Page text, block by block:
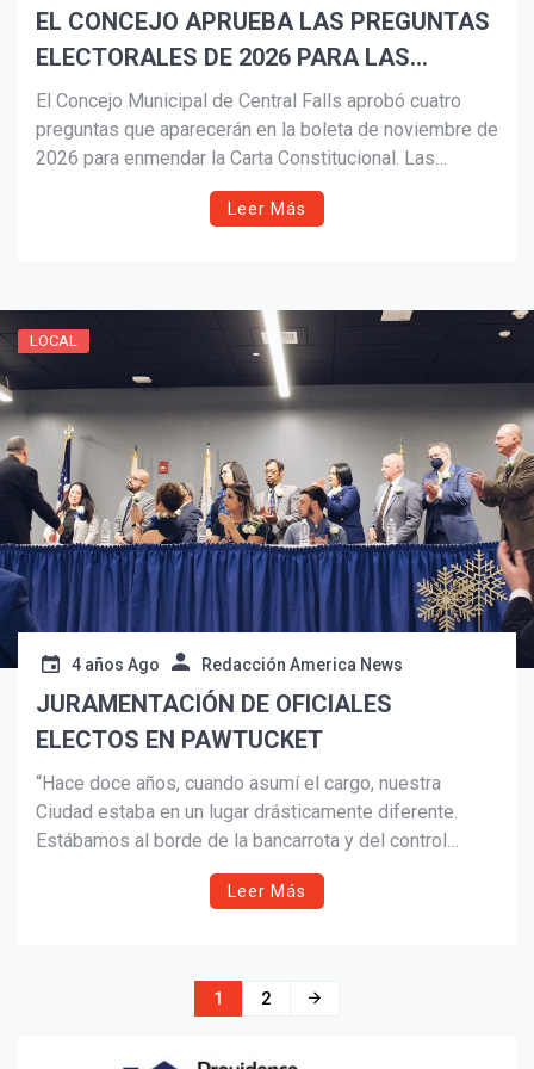
EL CONCEJO APRUEBA LAS PREGUNTAS
ELECTORALES DE 2026 PARA LAS
ENMIENDAS A LA CARTA
CONSTITUCIONAL DE CENTRAL FALLS
El Concejo Municipal de Central Falls aprobó cuatro
preguntas que aparecerán en la boleta de noviembre de
2026 para enmendar la Carta Constitucional. Las
propuestas abordan límites de mandato, vacíos
legales, nombramientos de jefes de policía y
Leer Más
LOCAL
4 años Ago Redacción America News
JURAMENTACIÓN DE OFICIALES
ELECTOS EN PAWTUCKET
“Hace doce años, cuando asumí el cargo, nuestra
Ciudad estaba en un lugar drásticamente diferente.
Estábamos al borde de la bancarrota y del control
estatal, con poca o ninguna inversión en nuestra
comunidad o su futuro”, dijo el alcalde Grebien en su
Leer Más
1 2